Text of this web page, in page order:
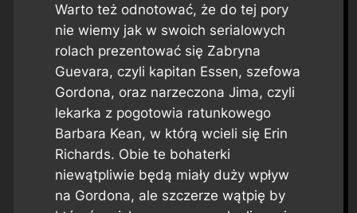
Warto też odnotować, że do tej pory
nie wiemy jak w swoich serialowych
rolach prezentować się Zabryna
Guevara, czyli kapitan Essen, szefowa
Gordona, oraz narzeczona Jima, czyli
lekarka z pogotowia ratunkowego
Barbara Kean, w którą wcieli się Erin
Richards. Obie te bohaterki
niewątpliwie będą miały duży wpływ
na Gordona, ale szczerze wątpię by